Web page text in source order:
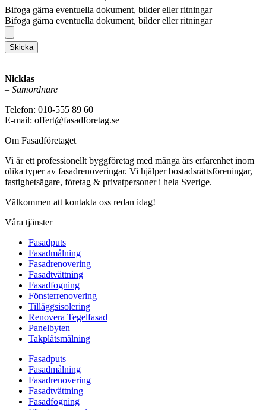
Bifoga gärna eventuella dokument, bilder eller ritningar
Bifoga gärna eventuella dokument, bilder eller ritningar
Skicka
Nicklas
– Samordnare
Telefon: 010-555 89 60
E-mail: offert@fasadforetag.se
Om Fasadföretaget
Vi är ett professionellt byggföretag med många års erfarenhet inom
olika typer av fasadrenoveringar. Vi hjälper bostadsrättsföreningar,
fastighetsägare, företag & privatpersoner i hela Sverige.
Välkommen att kontakta oss redan idag!
Våra tjänster
Fasadputs
Fasadmålning
Fasadrenovering
Fasadtvättning
Fasadfogning
Fönsterrenovering
Tilläggsisolering
Renovera Tegelfasad
Panelbyten
Takplåtsmålning
Fasadputs
Fasadmålning
Fasadrenovering
Fasadtvättning
Fasadfogning